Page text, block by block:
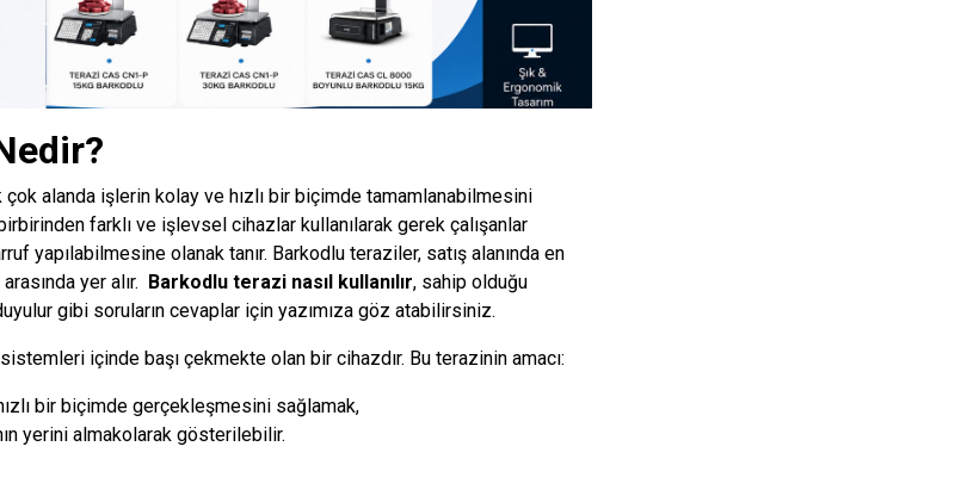
alanda işlerin kolay ve hızlı bir biçimde tamamlanabilmesini
farklı ve işlevsel cihazlar kullanılarak gerek çalışanlar
yapılabilmesine olanak tanır. Barkodlu teraziler, satış alanında en
yer alır.
Barkodlu terazi nasıl kullanılır, sahip olduğu
gibi soruların cevaplar için yazımıza göz atabilirsiniz.
içinde başı çekmekte olan bir cihazdır. Bu terazinin amacı:
bir biçimde gerçekleşmesini sağlamak,
yerini almakolarak gösterilebilir.